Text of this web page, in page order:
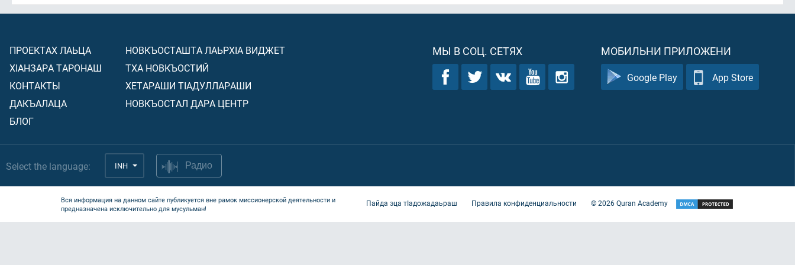
ПРОЕКТАХ ЛАЬЦА
ХIАНЗАРА ТАРОНАШ
КОНТАКТЫ
ДАКЪАЛАЦА
БЛОГ
НОВКЪОСТАШТА ЛАЬРХIА ВИДЖЕТ
ТХА НОВКЪОСТИЙ
ХЕТАРАШИ ТIАДУЛЛАРАШИ
НОВКЪОСТАЛ ДАРА ЦЕНТР
МЫ В СОЦ. СЕТЯХ МОБИЛЬНИ ПРИЛОЖЕНИ
Google Play App Store
Select the language: INH Радио
Вся информация на данном сайте публикуется вне рамок миссионерской деятельности и
предназначена исключительно для мусульман!
Пайда эца тIадожадаьраш Правила конфиденциальности ©2026Quran Academy